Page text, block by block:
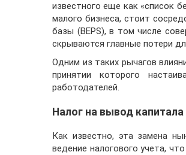
известного еще как «список
малого бизнеса, стоит
базы (BEPS), в том числе
скрываются главные потери
Одним из таких рычагов
принятии которого
работодателей.
Налог на вывод капитала
Как известно, эта замена
ведение налогового учета,